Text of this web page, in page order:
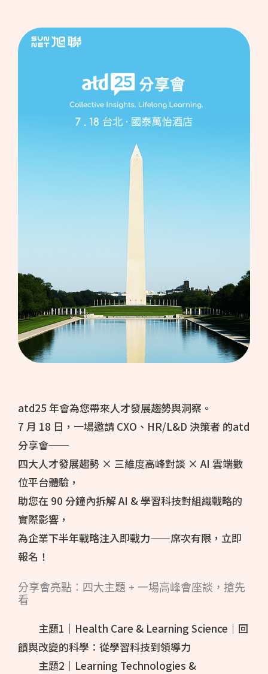
atd25 年會為您帶來人才發展趨勢與洞察。
7 月 18 日，一場邀請 CXO、HR/L&D 決策者 的atd
分享會──
四大人才發展趨勢 × 三維度高峰對談 × AI 雲端數
位平台體驗，
助您在 90 分鐘內拆解 AI & 學習科技對組織戰略的
實際影響，
為企業下半年戰略注入即戰力——席次有限，立即
報名！
分享會亮點：四大主題 + 一場高峰會座談，搶先
看
主題1｜Health Care & Learning Science｜回
饋與改變的科學：從學習科技到領導力
主題2｜Learning Technologies &